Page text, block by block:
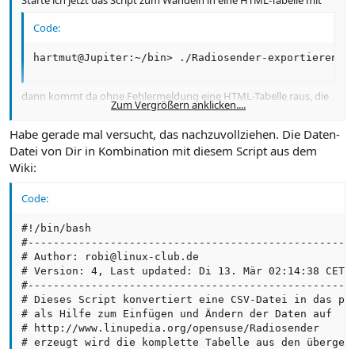
Code:
hartmut@Jupiter:~/bin> ./Radiosender-
dann kommt da ohne Fehlermeldung eine HTML-Tabelle raus, die
Zum Vergrößern anklicken....
Habe gerade mal versucht, das nachzuvollziehen. Die Daten-
Datei von Dir in Kombination mit diesem Script aus dem
Wiki:
Code:
#!/bin/bash
# Author: robi@linux-club.de
# Version: 4, Last updated: Di 13. Mär 02:14:38 CET
# Dieses Script konvertiert eine CSV-Datei in das
# als Hilfe zum Einfügen und Ändern der Daten auf
# http://www.linupedia.org/opensuse/Radiosender
# erzeugt wird die komplette Tabelle aus den